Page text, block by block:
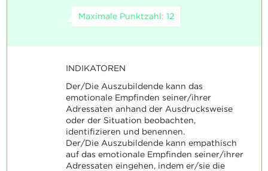
Maximale Punktzahl: 12
INDIKATOREN
Der/Die Auszubildende kann das
emotionale Empfinden seiner/ihrer
Adressaten anhand der Ausdrucksweise
oder der Situation beobachten,
identifizieren und benennen.
Der/Die Auszubildende kann empathisch
auf das emotionale Empfinden seiner/ihrer
Adressaten eingehen, indem er/sie die